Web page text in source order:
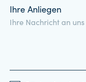
Ihre Anliegen